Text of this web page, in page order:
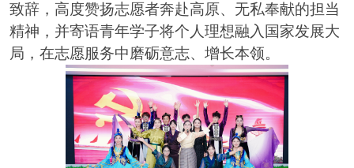
致辞，高度赞扬志愿者奔赴高原、无私奉献的担当
精神，并寄语青年学子将个人理想融入国家发展大
局，在志愿服务中磨砺意志、增长本领。